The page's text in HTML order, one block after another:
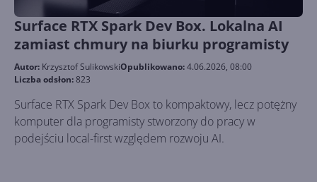
Surface RTX Spark Dev Box. Lokalna AI
zamiast chmury na biurku programisty
Autor: Krzysztof SulikowskiOpublikowano:4.06.2026, 08:00
Liczba odsłon:823
Surface RTX Spark Dev Box to kompaktowy, lecz potężny
komputer dla programisty stworzony do pracy w
podejściu local-first względem rozwoju AI.